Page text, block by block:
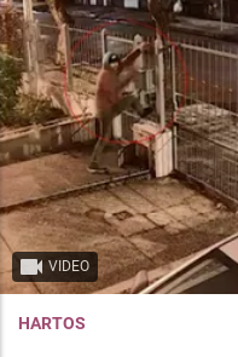
VIDEO
HARTOS